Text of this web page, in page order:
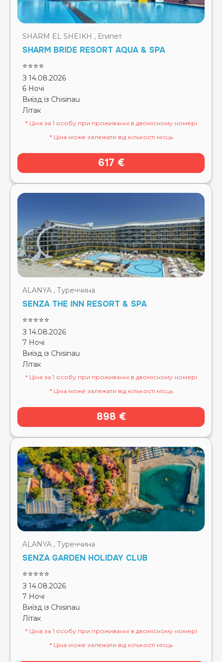
SHARM EL SHEIKH , Египет
SHARM BRIDE RESORT AQUA & SPA
⭐⭐⭐⭐
З 14.08.2026
6 Ночі
Виїзд із Chisinau
Літак
* Ціна за 1 особу при проживанні в двомісному номері
* Ціна може залежати від кількості місць
617 €
ALANYA , Туреччина
SENZA THE INN RESORT & SPA
⭐⭐⭐⭐⭐
З 14.08.2026
7 Ночі
Виїзд із Chisinau
Літак
* Ціна за 1 особу при проживанні в двомісному номері
* Ціна може залежати від кількості місць
898 €
ALANYA , Туреччина
SENZA GARDEN HOLIDAY CLUB
⭐⭐⭐⭐⭐
З 14.08.2026
7 Ночі
Виїзд із Chisinau
Літак
* Ціна за 1 особу при проживанні в двомісному номері
* Ціна може залежати від кількості місць